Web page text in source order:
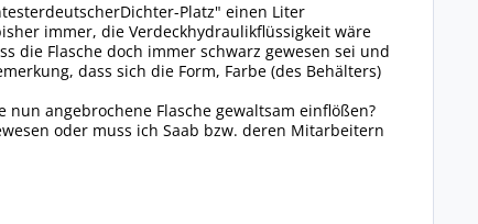
Platz" einen Liter
immer, die Verdeckhydraulikflüssigkeit wäre
die Flasche doch immer schwarz gewesen sei und
dass sich die Form, Farbe (des Behälters)
angebrochene Flasche gewaltsam einflößen?
oder muss ich Saab bzw. deren Mitarbeitern